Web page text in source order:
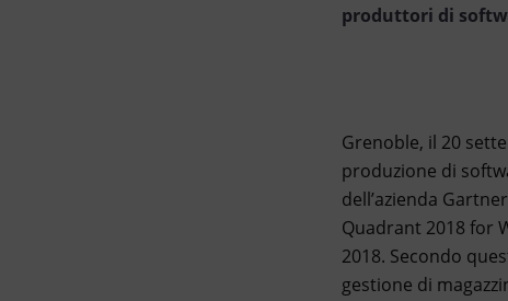
produttori di
Grenoble, il 20
produzione di
dell’azienda
Quadrant 2018 for
2018. Secondo
gestione di